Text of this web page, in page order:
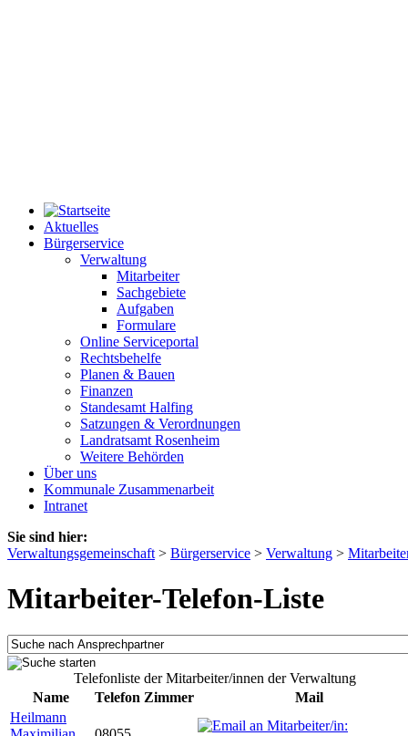
Aktuelles
Bürgerservice
Verwaltung
Mitarbeiter
Sachgebiete
Aufgaben
Formulare
Online Serviceportal
Rechtsbehelfe
Planen & Bauen
Finanzen
Standesamt Halfing
Satzungen & Verordnungen
Landratsamt Rosenheim
Weitere Behörden
Über uns
Kommunale Zusammenarbeit
Intranet
Sie sind hier:
Verwaltungsgemeinschaft > Bürgerservice > Verwaltung >
Mitarbeiter-Telefon-Liste
Telefonliste der Mitarbeiter/innen der Verwaltung
Name
Telefon Zimmer
Mail
Heilmann